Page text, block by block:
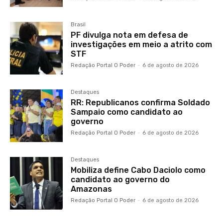
Brasil
PF divulga nota em defesa de
investigações em meio a atrito com
STF
Redação Portal O Poder - 6 de agosto de 2026
Destaques
RR: Republicanos confirma Soldado
Sampaio como candidato ao
governo
Redação Portal O Poder - 6 de agosto de 2026
Destaques
Mobiliza define Cabo Daciolo como
candidato ao governo do
Amazonas
Redação Portal O Poder - 6 de agosto de 2026